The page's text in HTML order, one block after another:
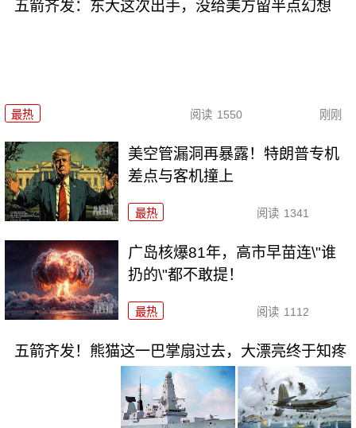
五箭齐发：东大这次出手，没给美方留半点幻想
最热 阅读 1550 刚刚
美空管漏洞再暴露！特朗普专机
差点与客机撞上
最热 阅读 1341
广岛核爆81年，高市早苗连\"谁
扔的\"都不敢提！
最热 阅读 1112
五箭齐发！熊猫这一巴掌扇过去，大漂亮终于知疼